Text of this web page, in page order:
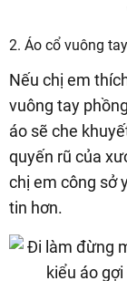
2. Áo cổ vuông
Nếu chị em
vuông tay
áo sẽ che
quyến rũ của
chị em công sở
tin hơn.